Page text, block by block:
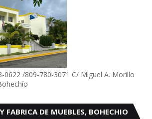
0622 /809-780-3071 C/ Miguel A. Morillo
FABRICA DE MUEBLES, BOHECHIO